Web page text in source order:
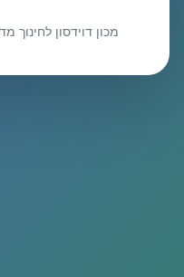
מכון דוידסון לחינוך